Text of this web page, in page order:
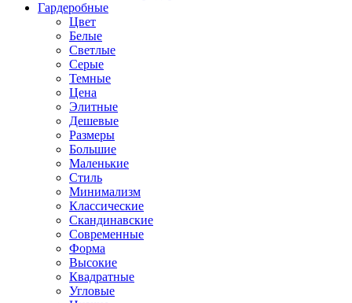
Гардеробные
Цвет
Белые
Светлые
Серые
Темные
Цена
Элитные
Дешевые
Размеры
Большие
Маленькие
Стиль
Минимализм
Классические
Скандинавские
Современные
Форма
Высокие
Квадратные
Угловые